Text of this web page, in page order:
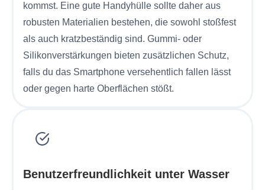
kommst. Eine gute Handyhülle sollte daher aus
robusten Materialien bestehen, die sowohl stoßfest
als auch kratzbeständig sind. Gummi- oder
Silikonverstärkungen bieten zusätzlichen Schutz,
falls du das Smartphone versehentlich fallen lässt
oder gegen harte Oberflächen stößt.
Benutzerfreundlichkeit unter Wasser